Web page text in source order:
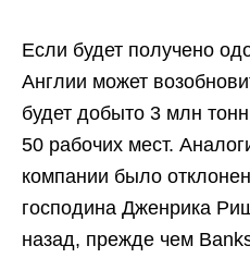
Если будет получено
Англии может
будет добыто 3 млн
50 рабочих мест.
компании было
господина Дженрика
назад, прежде чем